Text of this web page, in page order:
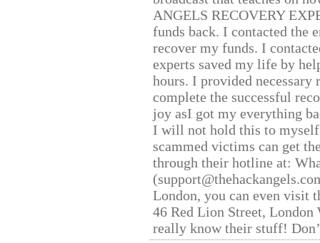
ANGELS RECOVERY
funds back. I contacted the
recover my funds. I
experts saved my life by
hours. I provided
complete the successful
joy asI got my everything
I will not hold this to
scammed victims can get
through their hotline at:
London, you can even visit
46 Red Lion Street, London
really know their stuff!